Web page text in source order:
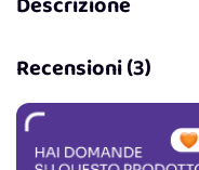
Recensioni (3)